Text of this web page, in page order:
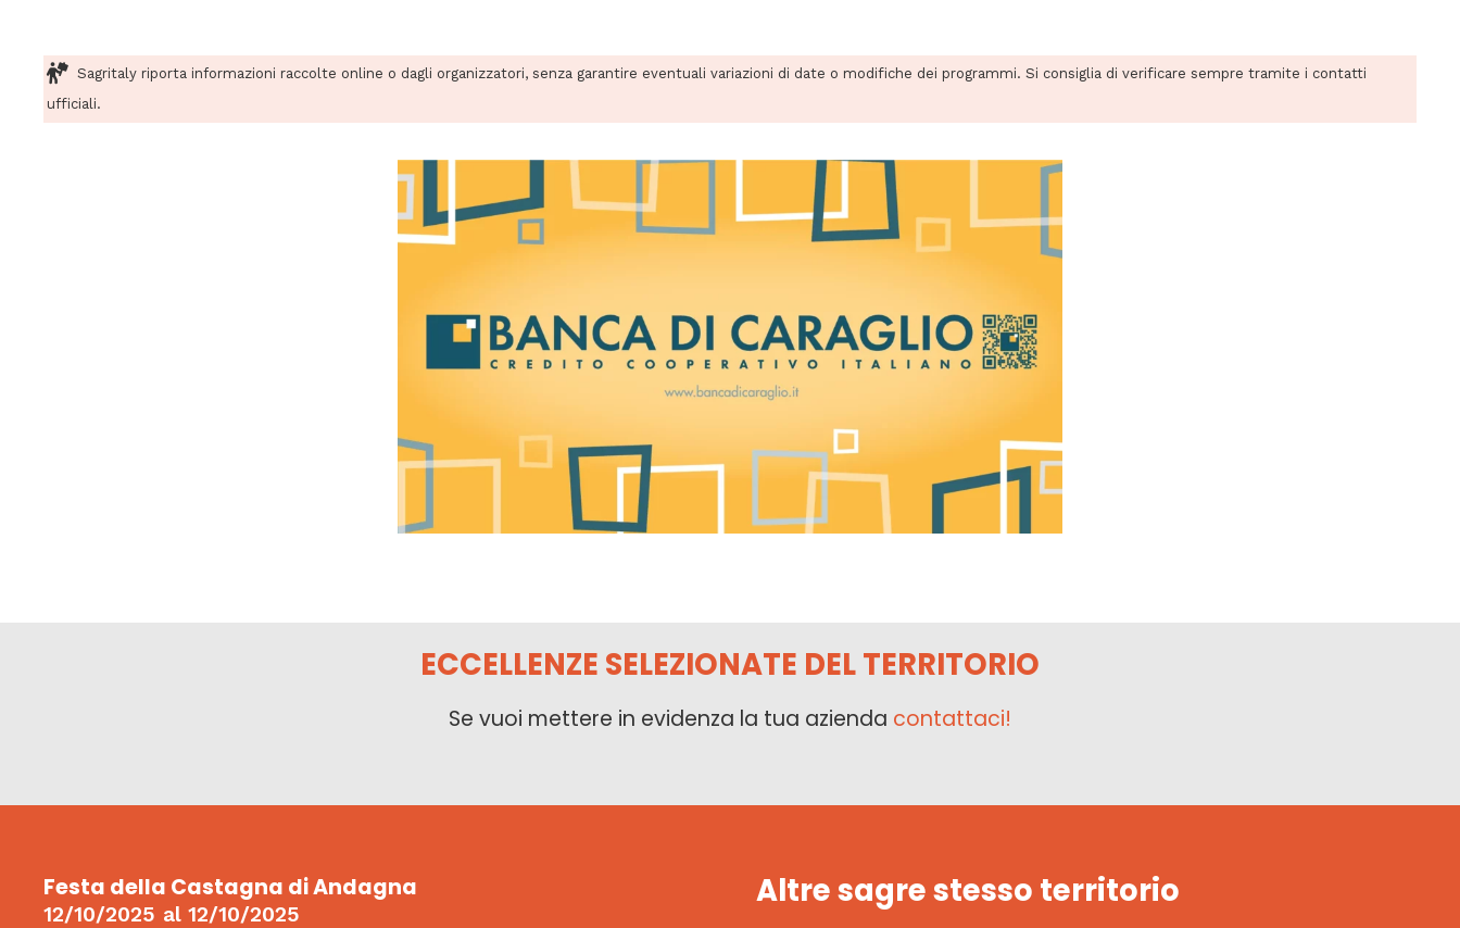
Sagritaly riporta informazioni raccolte online o dagli organizzatori, senza garantire eventuali variazioni di date o modifiche dei programmi. Si consiglia di verificare sempre tramite i contatti
ufficiali.
ECCELLENZE SELEZIONATE DEL TERRITORIO
Se vuoi mettere in evidenza la tua azienda contattaci!
Festa della Castagna di Andagna
12/10/2025 al 12/10/2025
Altre sagre stesso territorio